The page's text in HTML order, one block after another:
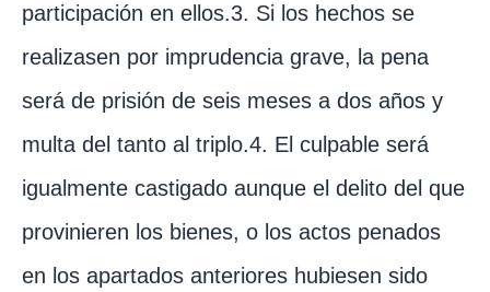
participación en ellos.3. Si los hechos se
realizasen por imprudencia grave, la pena
será de prisión de seis meses a dos años y
multa del tanto al triplo.4. El culpable será
igualmente castigado aunque el delito del que
provinieren los bienes, o los actos penados
en los apartados anteriores hubiesen sido